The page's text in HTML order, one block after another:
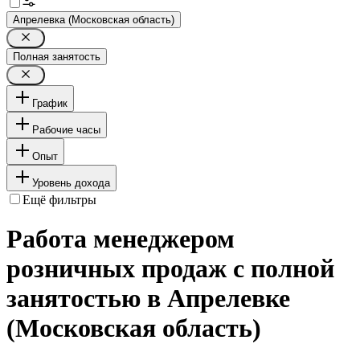
Апрелевка (Московская область)
Полная занятость
График
Рабочие часы
Опыт
Уровень дохода
Ещё фильтры
Работа менеджером
розничных продаж с полной
занятостью в Апрелевке
(Московская область)